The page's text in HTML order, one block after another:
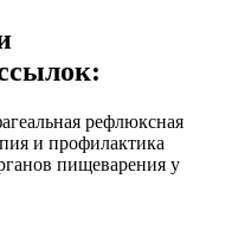
рефлюксная
и профилактика
пищеварения у